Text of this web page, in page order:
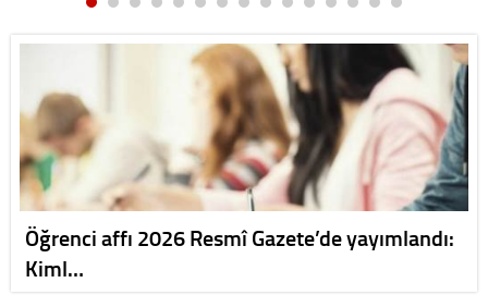
Öğrenci affı 2026 Resmî Gazete’de yayımlandı:
Kiml…